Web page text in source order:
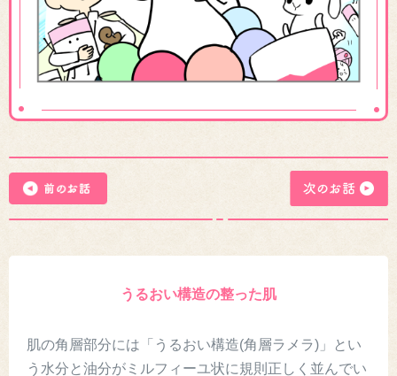
うるおい構造の整った肌
肌の角層部分には「うるおい構造(角層ラメラ)」とい
う水分と油分がミルフィーユ状に規則正しく並んでい